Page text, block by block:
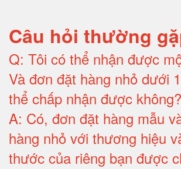
Câu hỏi thường
Q: Tôi có thể nhận được
Và đơn đặt hàng nhỏ dưới
thể chấp nhận được không?
A: Có, đơn đặt hàng mẫu
hàng nhỏ với thương hiệu
thước của riêng bạn được